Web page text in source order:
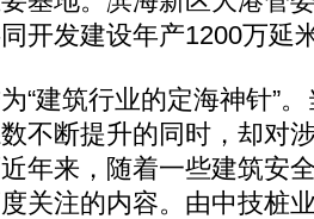
开发建设年产1200万延
建筑行业的定海神针”。
不断提升的同时，却对
年来，随着一些建筑安
关注的内容。由中技桩